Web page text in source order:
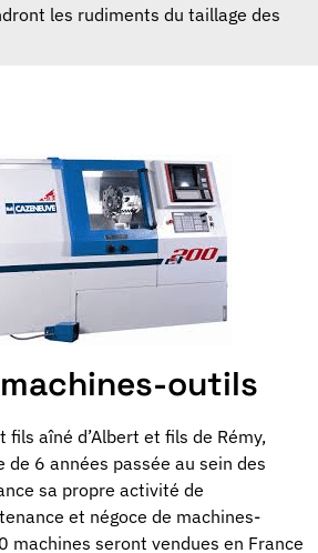
les rudiments du taillage des
outils
aîné d’Albert et fils de Rémy,
de 6 années passée au sein des
sa propre activité de
et négoce de machines-
machines seront vendues en France